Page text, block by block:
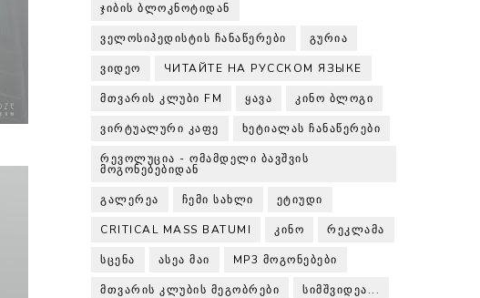
ᲯᲘᲑᲘᲡ ᲑᲚᲝᲙᲜᲝᲢᲘᲓᲐᲜ
ᲕᲔᲚᲝᲡᲘᲞᲔᲓᲘᲡᲢᲘᲡ ᲩᲐᲜᲐᲬᲔᲠᲔᲑᲘ ᲒᲣᲠᲘᲐ
ᲕᲘᲓᲔᲝ ЧИТАЙТЕ НА РУССКОМ ЯЗЫКЕ
ᲛᲗᲕᲐᲠᲘᲡ ᲙᲚᲣᲑᲘ FM ᲧᲐᲕᲐ ᲙᲘᲜᲝ ᲑᲚᲝᲒᲘ
ᲕᲘᲠᲢᲣᲐᲚᲣᲠᲘ ᲙᲐᲤᲔ ᲮᲔᲢᲘᲐᲚᲐᲡ ᲩᲐᲜᲐᲬᲔᲠᲔᲑᲘ
ᲠᲔᲕᲝᲚᲣᲪᲘᲐ - ᲝᲛᲐᲛᲓᲔᲚᲘ ᲑᲐᲕᲨᲕᲘᲡ
ᲛᲝᲒᲝᲜᲔᲑᲔᲑᲘᲓᲐᲜ
ᲒᲐᲚᲔᲠᲔᲐ ᲩᲔᲛᲘ ᲡᲐᲮᲚᲘ ᲔᲢᲘᲣᲓᲘ
CRITICAL MASS BATUMI ᲙᲘᲜᲝ ᲠᲔᲙᲚᲐᲛᲐ
ᲡᲪᲔᲜᲐ ᲐᲡᲔᲐ ᲛᲐᲘ MP3 ᲛᲝᲒᲝᲜᲔᲑᲔᲑᲘ
ᲛᲗᲕᲐᲠᲘᲡ ᲙᲚᲣᲑᲘᲡ ᲛᲔᲒᲝᲑᲠᲔᲑᲘ ᲡᲘᲛᲨᲕᲘᲓᲔᲐ...